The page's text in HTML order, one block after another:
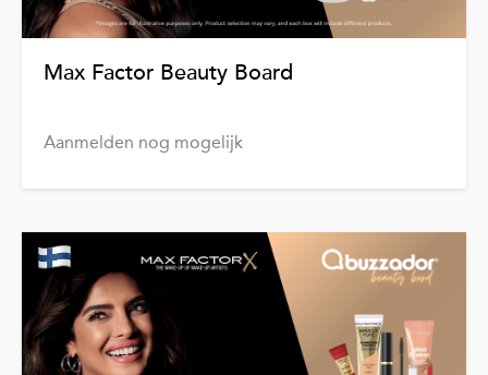
Max Factor Beauty Board
Aanmelden nog mogelijk